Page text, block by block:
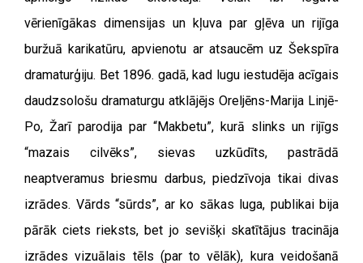
vērienīgākas dimensijas un kļuva par gļēva un rijīga
buržuā karikatūru, apvienotu ar atsaucēm uz Šekspīra
dramaturģiju. Bet 1896. gadā, kad lugu iestudēja acīgais
daudzsološu dramaturgu atklājējs Oreljēns-Marija Linjē-
Po, Žarī parodija par “Makbetu”, kurā slinks un rijīgs
“mazais cilvēks”, sievas uzkūdīts, pastrādā
neaptveramus briesmu darbus, piedzīvoja tikai divas
izrādes. Vārds “sūrds”, ar ko sākas luga, publikai bija
pārāk ciets rieksts, bet jo sevišķi skatītājus tracināja
izrādes vizuālais tēls (par to vēlāk), kura veidošanā